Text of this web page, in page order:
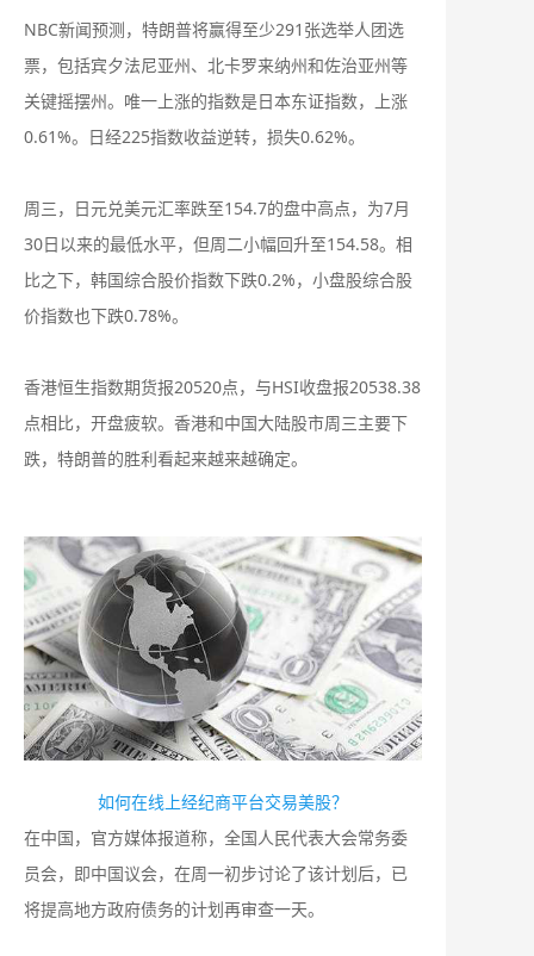
NBC新闻预测，特朗普将赢得至少291张选举人团选
票，包括宾夕法尼亚州、北卡罗来纳州和佐治亚州等
关键摇摆州。唯一上涨的指数是日本东证指数，上涨
0.61%。日经225指数收益逆转，损失0.62%。
周三，日元兑美元汇率跌至154.7的盘中高点，为7月
30日以来的最低水平，但周二小幅回升至154.58。相
比之下，韩国综合股价指数下跌0.2%，小盘股综合股
价指数也下跌0.78%。
香港恒生指数期货报20520点，与HSI收盘报20538.38
点相比，开盘疲软。香港和中国大陆股市周三主要下
跌，特朗普的胜利看起来越来越确定。
如何在线上经纪商平台交易美股？
在中国，官方媒体报道称，全国人民代表大会常务委
员会，即中国议会，在周一初步讨论了该计划后，已
将提高地方政府债务的计划再审查一天。